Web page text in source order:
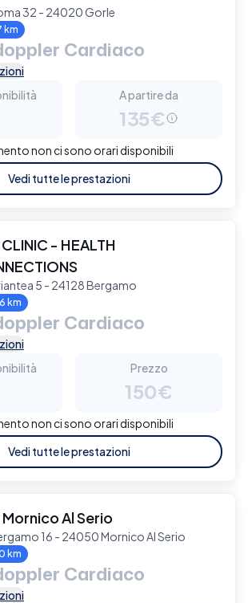
32 - 24020 Gorle
km
Cardiaco
A partire da
135€
non ci sono orari disponibili
Vedi tutte le prestazioni
CLINIC - HEALTH
5 - 24128 Bergamo
km
Cardiaco
Prezzo
150€
non ci sono orari disponibili
Vedi tutte le prestazioni
Al Serio
16 - 24050 Mornico Al Serio
km
Cardiaco